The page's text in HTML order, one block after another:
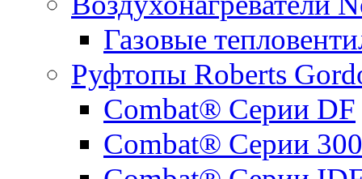
Газовые
Руфтопы Roberts
Combat® Cерии DF
Combat® Cерии